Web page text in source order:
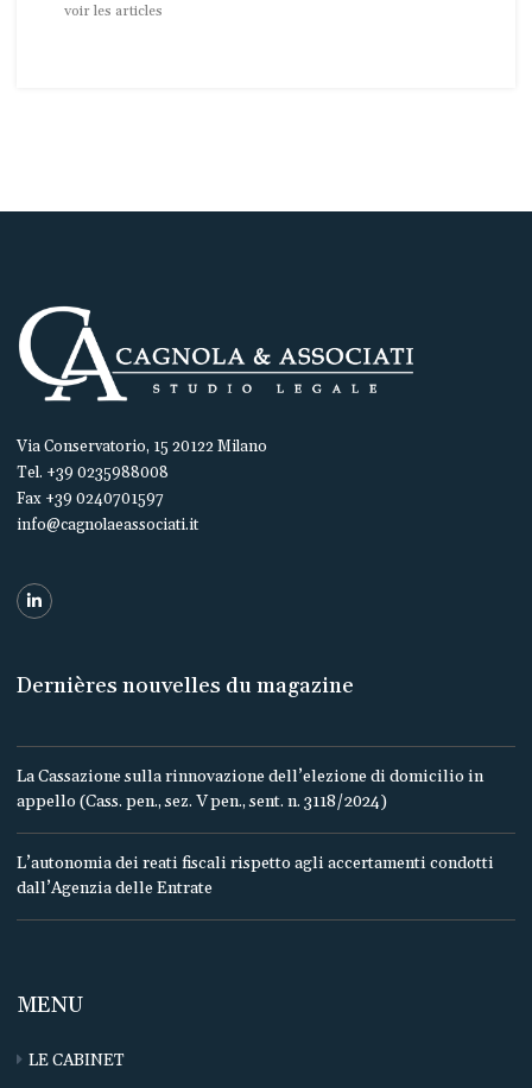
voir les articles
Via Conservatorio, 15 20122 Milano
Tel. +39 0235988008
Fax +39 0240701597
info@cagnolaeassociati.it
Dernières nouvelles du magazine
La Cassazione sulla rinnovazione dell’elezione di domicilio in
appello (Cass. pen., sez. V pen., sent. n. 3118/2024)
L’autonomia dei reati fiscali rispetto agli accertamenti condotti
dall’Agenzia delle Entrate
MENU
LE CABINET